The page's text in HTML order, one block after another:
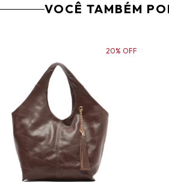
VOCÊ TAMBÉM
20% OFF